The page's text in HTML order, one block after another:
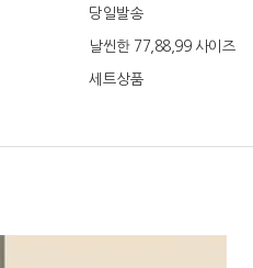
당일발송
날씬한 77,88,99 사이즈
세트상품